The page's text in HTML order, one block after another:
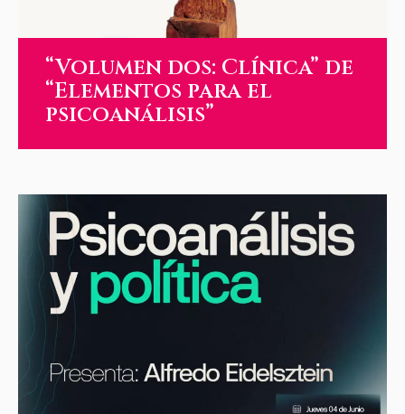
“Volumen dos: Clínica” de
“Elementos para el
psicoanálisis”